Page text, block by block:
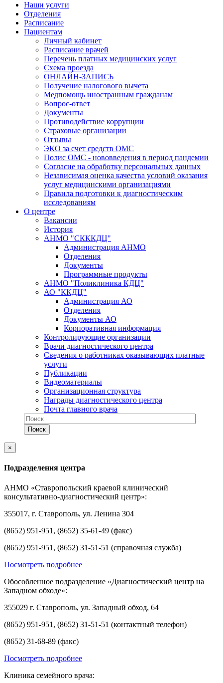
Наши услуги
Отделения
Расписание
Пациентам
Личный кабинет
Расписание врачей
Перечень платных медицинских услуг
Схема проезда
ОНЛАЙН-ЗАПИСЬ
Получение налогового вычета
Медпомощь иностранным гражданам
Вопрос-ответ
Документы
Противодействие коррупции
Страховые организации
Отзывы
ЭКО за счет средств ОМС
Полис ОМС - нововведения в период пандемии
Согласие на обработку персональных данных
Независимая оценка качества условий оказания
услуг медицинскими организациями
Правила подготовки к диагностическим
исследованиям
О центре
Вакансии
История
АНМО "СКККДЦ"
Администрация АНМО
Отделения
Документы
Программные продукты
АНМО "Поликлиника КДЦ"
АО "ККДЦ"
Администрация АО
Отделения
Документы АО
Корпоративная информация
Контролирующие организации
Врачи диагностического центра
Сведения о работниках оказывающих платные
услуги
Публикации
Видеоматериалы
Организационная структура
Награды диагностического центра
Почта главного врача
×
Подразделения центра
АНМО «Ставропольский краевой клинический
консультативно-диагностический центр»:
355017, г. Ставрополь, ул. Ленина 304
(8652) 951-951, (8652) 35-61-49 (факс)
(8652) 951-951, (8652) 31-51-51 (справочная служба)
Посмотреть подробнее
Обособленное подразделение «Диагностический центр на
Западном обходе»:
355029 г. Ставрополь, ул. Западный обход, 64
(8652) 951-951, (8652) 31-51-51 (контактный телефон)
(8652) 31-68-89 (факс)
Посмотреть подробнее
Клиника семейного врача: